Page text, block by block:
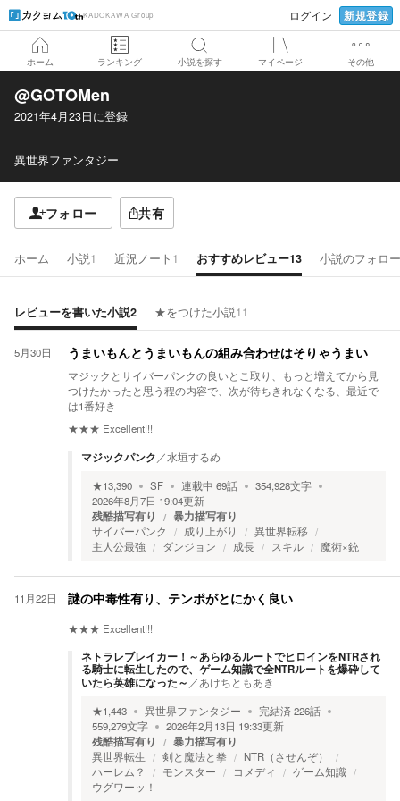
KADOKAWA Group ログイン 新規登録
ホーム ランキング 小説を探す マイページ その他
@GOTOMen
2021年4月23日に登録
異世界ファンタジー
フォロー 共有
ホーム 小説1 近況ノート 1 おすすめレビュー13 小説のフォロー
レビューを書いた小説2 ★をつけた小説11
5月30日 うまいもんとうまいもんの組み合わせはそりゃうまい
マジックとサイバーパンクの良いとこ取り、もっと増えてから見
つけたかったと思う程の内容で、次が待ちきれなくなる、最近で
は1番好き
★★★ Excellent!!!
マジックパンク ／水垣するめ
★13,390 SF 連載中 69話 354,928文字
2026年8月7日 19:04更新
残酷描写有り 暴力描写有り
サイバーパンク 成り上がり
異世界転移
主人公最強
ダンジョン 成長 スキル 魔術×銃
11月22日 謎の中毒性有り、テンポがとにかく良い
★★★ Excellent!!!
ネトラレブレイカー！～あらゆるルートでヒロインをNTRされ
る騎士に転生したので、ゲーム知識で全NTRルートを爆砕して
いたら英雄になった～ ／あけちともあき
★1,443 異世界ファンタジー 完結済226話
559,279文字 2026年2月13日 19:33更新
残酷描写有り 暴力描写有り
異世界転生 剣と魔法と拳
NTR（させんぞ）
ハーレム？
モンスター コメディ
ゲーム知識
ウグワーッ！